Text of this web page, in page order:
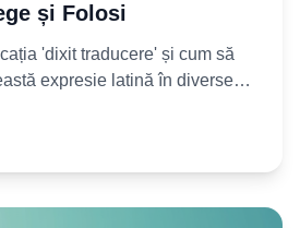
și Folosi
'dixit traducere' și cum să
expresie latină în diverse